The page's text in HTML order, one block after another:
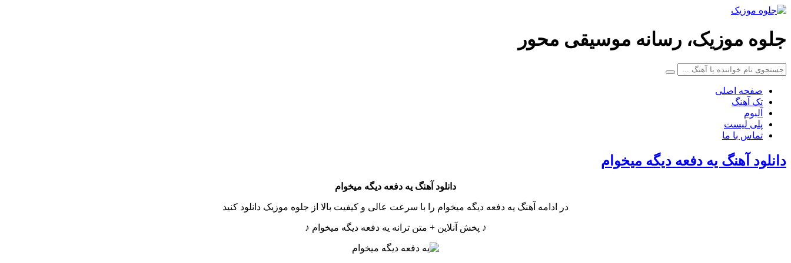
جلوه موزیک، رسانه موسیقی محور
صفحه اصلی
تک آهنگ
آلبوم
پلی لیست
تماس با ما
دانلود آهنگ یه دفعه دیگه میخوام
دانلود آهنگ یه دفعه دیگه میخوام
در ادامه آهنگ یه دفعه دیگه میخوام را با سرعت عالی و کیفیت بالا از جلوه موزیک دانلود کنید
♪ پخش آنلاین + متن ترانه یه دفعه دیگه میخوام ♪